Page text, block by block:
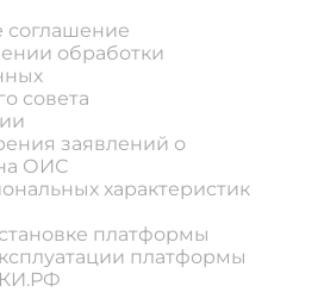
соглашение
обработки
совета
заявлений о
ОИС
характеристик
платформы
платформы